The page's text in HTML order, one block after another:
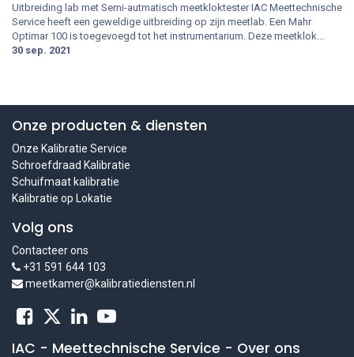
Uitbreiding lab met Semi-autmatisch meetkloktester IAC Meettechnische
Service heeft een geweldige uitbreiding op zijn meetlab. Een Mahr
Optimar 100 is toegevoegd tot het instrumentarium. Deze meetklok...
30 sep. 2021
Onze producten & diensten
Onze Kalibratie Service
Schroefdraad Kalibratie
Schuifmaat kalibratie
Kalibratie op Lokatie
Volg ons
Contacteer ons
+31 591 644 103
meetkamer@kalibratiediensten.nl
IAC - Meettechnische Service - Over ons